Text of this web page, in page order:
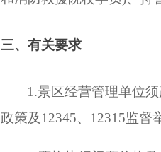
三、有关要求
1.景区经营管理单位
政策及12345、 12315监督